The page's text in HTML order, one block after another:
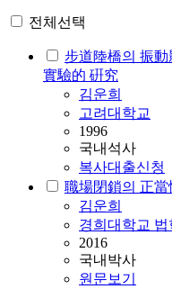
전체선택
步道陸橋의 振
實驗的 硏究
김운희
고려대학교
1996
국내석사
복사대출신청
職場閉鎖의 正
김운희
경희대학교
2016
국내박사
원문보기